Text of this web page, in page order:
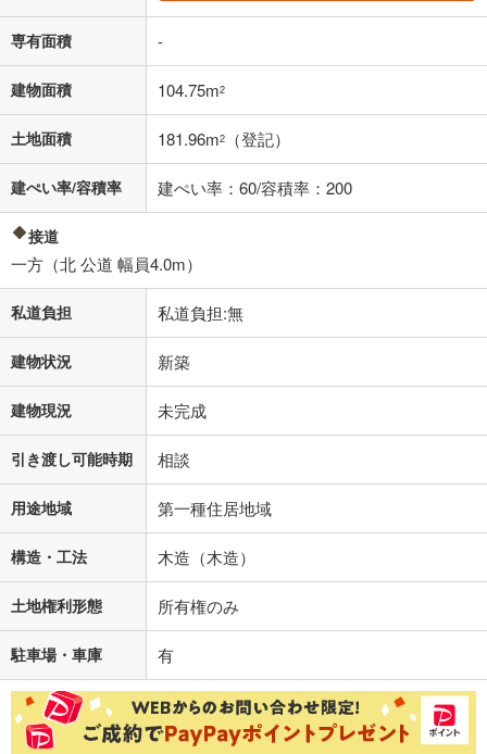
条件によってお借り入れができないことがあります。
不動産会社に購入相談をする 無料
閉じる
専有面積 -
建物面積 104.75m2
土地面積 181.96m2 （登記）
建ぺい率/容積率 建ぺい率：60/容積率：200
接道
一方（北 公道 幅員4.0m）
私道負担 私道負担:無
建物状況 新築
建物現況 未完成
引き渡し可能時期 相談
用途地域 第一種住居地域
構造・工法 木造（木造）
土地権利形態 所有権のみ
駐車場・車庫 有